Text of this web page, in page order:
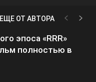
ЕЩЕ ОТ АВТОРА
эпоса «RRR»
полностью в